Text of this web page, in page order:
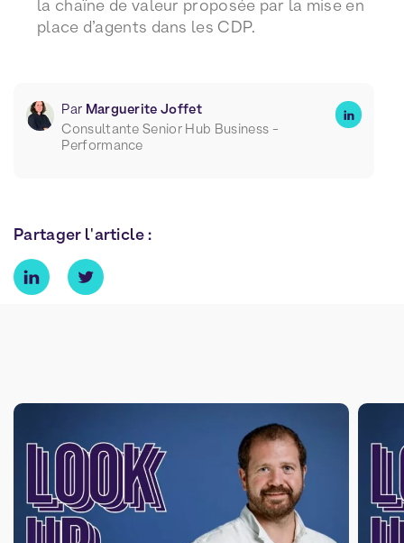
la chaîne de valeur proposée par la mise en
place d’agents dans les CDP.
Par Marguerite Joffet
Consultante Senior Hub Business -
Performance
Partager l'article :